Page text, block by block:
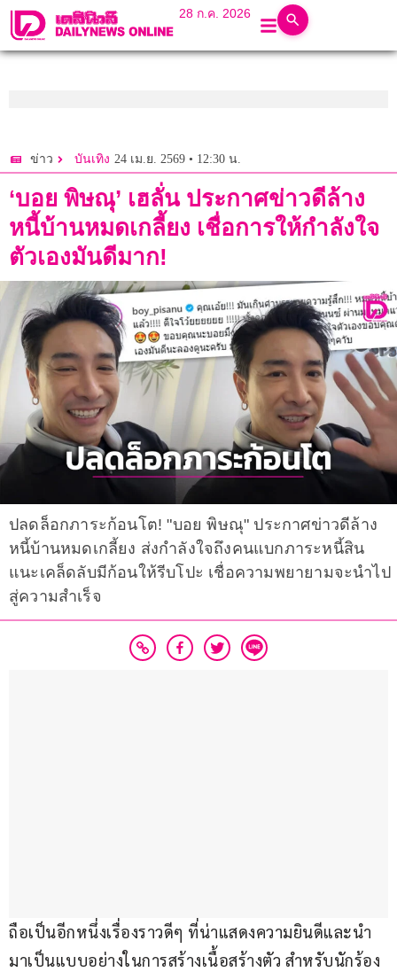
28 ก.ค. 2026
ข่าว บันเทิง 24 เม.ย. 2569 • 12:30 น.
‘บอย พิษณุ’ เฮลั่น ประกาศข่าวดีล้าง
หนี้บ้านหมดเกลี้ยง เชื่อการให้กำลังใจ
ตัวเองมันดีมาก!
ปลดล็อกภาระก้อนโต! "บอย พิษณุ" ประกาศข่าวดีล้าง
หนี้บ้านหมดเกลี้ยง ส่งกำลังใจถึงคนแบกภาระหนี้สิน
แนะเคล็ดลับมีก้อนให้รีบโปะ เชื่อความพยายามจะนำไป
สู่ความสำเร็จ
ถือเป็นอีกหนึ่งเรื่องราวดีๆ ที่น่าแสดงความยินดีและนำ
มาเป็นแบบอย่างในการสร้างเนื้อสร้างตัว สำหรับนักร้อง